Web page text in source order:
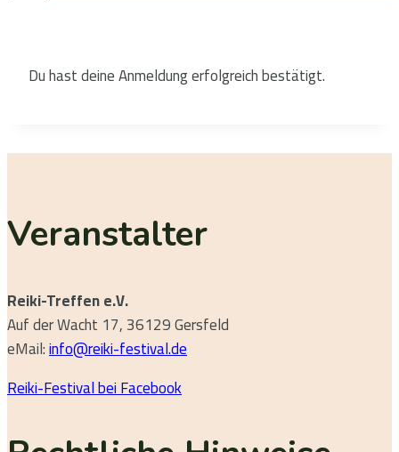
Du hast deine Anmeldung erfolgreich bestätigt.
Veranstalter
Reiki-Treffen e.V.
Auf der Wacht 17, 36129 Gersfeld
eMail:info@reiki-festival.de
Reiki-Festival bei Facebook